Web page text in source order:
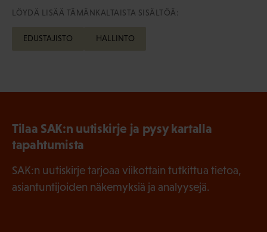
LÖYDÄ LISÄÄ TÄMÄNKALTAISTA SISÄLTÖÄ:
EDUSTAJISTO HALLINTO
Tilaa SAK:n uutiskirje ja pysy kartalla
tapahtumista
SAK:n uutiskirje tarjoaa viikottain tutkittua tietoa,
asiantuntijoiden näkemyksiä ja analyysejä.